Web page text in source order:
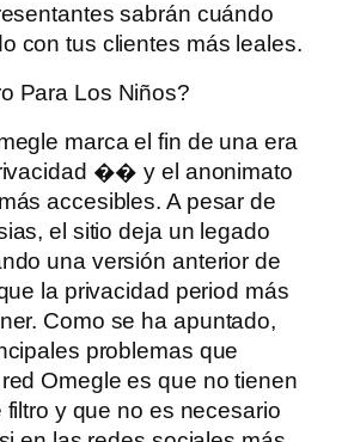
sabrán cuándo
con tus clientes más leales.
Para Los Niños?
marca el fin de una era
�� y el anonimato
accesibles. A pesar de
el sitio deja un legado
una versión anterior de
la privacidad period más
Como se ha apuntado,
problemas que
Omegle es que no tienen
filtro y que no es necesario